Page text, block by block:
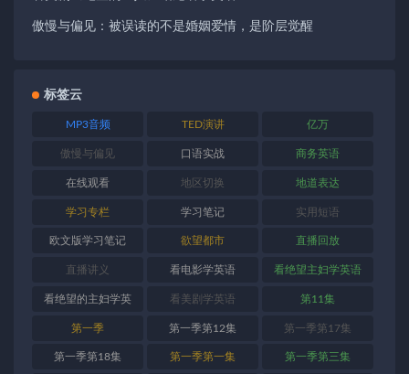
傲慢与偏见：被误读的不是婚姻爱情，是阶层觉醒
标签云
MP3音频 TED演讲 亿万
傲慢与偏见 口语实战 商务英语
在线观看 地区切换 地道表达
学习专栏 学习笔记 实用短语
欧文版学习笔记 欲望都市 直播回放
直播讲义 看电影学英语 看绝望主妇学英语
看绝望的主妇学英
语
看美剧学英语 第11集
第一季 第一季第12集 第一季第17集
第一季第18集 第一季第一集 第一季第三集